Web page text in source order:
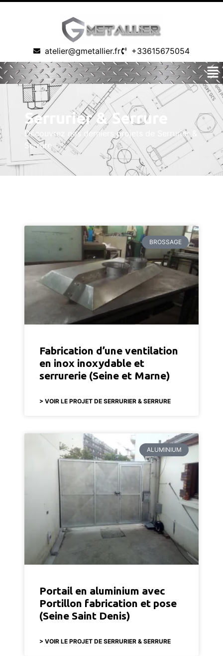
atelier@gmetallier.fr +33615675054
Serrurier & Serrure
Découvrez nos derniers projets de Serrurier &
Serrure
BROSSAGE
Fabrication d’une ventilation
en inox inoxydable et
serrurerie (Seine et Marne)
> VOIR LE PROJET DE SERRURIER & SERRURE
ALUMINIUM
Portail en aluminium avec
Portillon fabrication et pose
(Seine Saint Denis)
> VOIR LE PROJET DE SERRURIER & SERRURE